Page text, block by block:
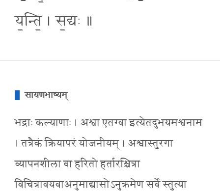
य॒न्ति॒ । स॒द्यः ॥
सायणभाष्यम्
भद्राः कल्याणाः । अश्वा एतग्वा इत्येतदुभयमश्वनाम
। तत्रैकं क्रियापरं योजनीयम् । अश्वास्तुरगा
व्यापनशीला वा हरितो हर्तारश्चित्रा
विचित्रावयवाअनुमाद्यासोऽनुक्रमेण सर्वे स्तुत्या